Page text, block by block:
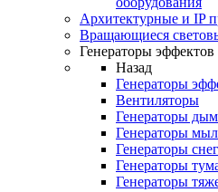
Архитектурные и IP
Вращающиеся
Генераторы эффектов
Назад
Генераторы
Вентиляторы
Генераторы
Генераторы
Генераторы
Генераторы
Генераторы